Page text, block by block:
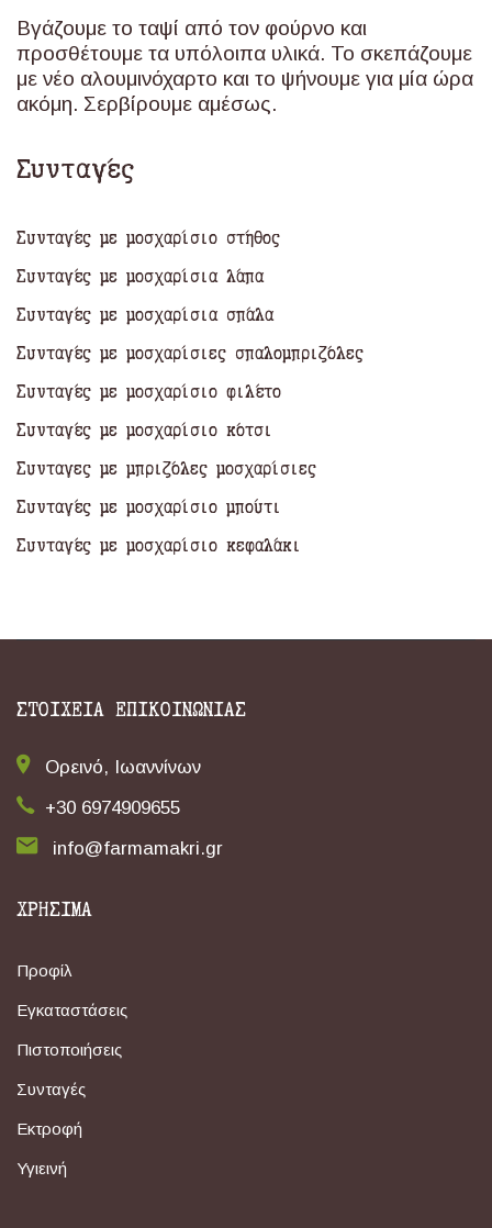
Βγάζουμε το ταψί από τον φούρνο και
προσθέτουμε τα υπόλοιπα υλικά. Το σκεπάζουμε
με νέο αλουμινόχαρτο και το ψήνουμε για μία ώρα
ακόμη. Σερβίρουμε αμέσως.
Συνταγές
Συνταγές με μοσχαρίσιο στήθος
Συνταγές με μοσχαρίσια λάπα
Συνταγές με μοσχαρίσια σπάλα
Συνταγές με μοσχαρίσιες σπαλομπριζόλες
Συνταγές με μοσχαρίσιο φιλέτο
Συνταγές με μοσχαρίσιο κότσι
Συνταγες με μπριζόλες μοσχαρίσιες
Συνταγές με μοσχαρίσιο μπούτι
Συνταγές με μοσχαρίσιο κεφαλάκι
ΣΤΟΙΧΕΙΑ ΕΠΙΚΟΙΝΩΝΙΑΣ
Ορεινό, Ιωαννίνων
+30 6974909655
info@farmamakri.gr
ΧΡΗΣΙΜΑ
Προφίλ
Εγκαταστάσεις
Πιστοποιήσεις
Συνταγές
Εκτροφή
Υγιεινή